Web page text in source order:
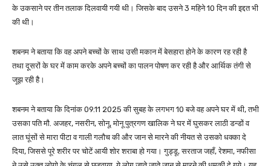
के उकसाने पर तीन तलाक दिलवायी गयी थी। जिसके बाद उसने 3 महिने 10 दिन की इद्दत भी
की थी।
शबनम ने बताया कि वह अपने बच्चों के साथ उसी मकान में बेसहारा होने के कारण रह रही है
तथा दूसरों के घर में काम करके अपने बच्चों का पालन पोषण कर रही है और आर्थिक तंगी से
जूझ रही है।
शबनम ने बताया कि दिनांक 09.11 2025 की सुबह के लगभग 10 बजे वह अपने घर में थी, तभी
उसका पति मौ. अजहर, नसरीन, सोनू, मोनू पुत्रगण खालिक ने घर में घुसकर लाठी डन्डों व
लात घूंसों से मारा पीटा व गाली गलौच की और जान से मारने की नीयत से उसको धक्का दे
दिया, जिससे पूरे शरीर पर चोटें आयी शोर शराबा हो गया। गुड्डू, सरताज जहाँ, रेशमा, नफीसा